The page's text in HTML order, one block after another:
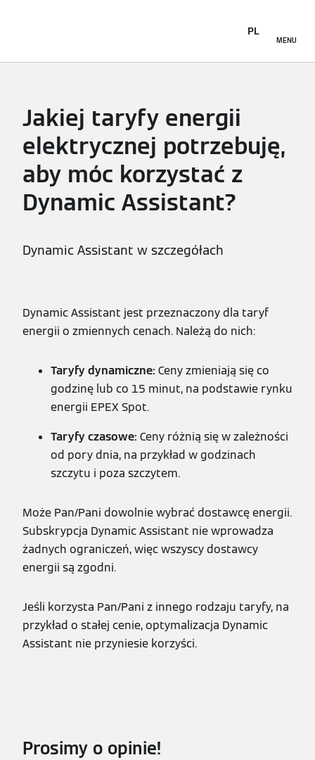
MENU
PL
Jakiej taryfy energii
elektrycznej potrzebuję,
aby móc korzystać z
Dynamic Assistant?
Dynamic Assistant w szczegółach
Dynamic Assistant jest przeznaczony dla taryf
energii o zmiennych cenach. Należą do nich:
Taryfy dynamiczne: Ceny zmieniają się co
godzinę lub co 15 minut, na podstawie rynku
energii EPEX Spot.
Taryfy czasowe: Ceny różnią się w zależności
od pory dnia, na przykład w godzinach
szczytu i poza szczytem.
Może Pan/Pani dowolnie wybrać dostawcę energii.
Subskrypcja Dynamic Assistant nie wprowadza
żadnych ograniczeń, więc wszyscy dostawcy
energii są zgodni.
Jeśli korzysta Pan/Pani z innego rodzaju taryfy, na
przykład o stałej cenie, optymalizacja Dynamic
Assistant nie przyniesie korzyści.
Prosimy o opinie!